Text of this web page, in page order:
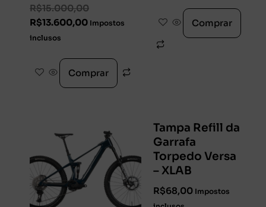
R$15.000,00
R$13.600,00 Impostos
inclusos
Comprar
Comprar
Tampa Refill da
Garrafa
Torpedo Versa
– XLAB
R$68,00 Impostos